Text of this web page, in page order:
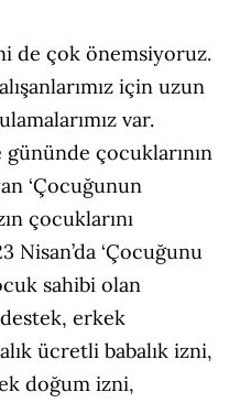
de çok önemsiyoruz.
için uzun
var.
çocuklarının
‘Çocuğunun
çocuklarını
Nisan’da ‘Çocuğunu
sahibi olan
destek, erkek
ücretli babalık izni,
doğum izni,